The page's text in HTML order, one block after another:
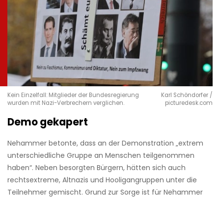
Kein Einzelfall: Mitglieder der Bundesregierung
wurden mit Nazi-Verbrechern verglichen.
Karl Schöndorfer /
picturedesk.com
Demo gekapert
Nehammer betonte, dass an der Demonstration „extrem
unterschiedliche Gruppe an Menschen teilgenommen
haben“. Neben besorgten Bürgern, hätten sich auch
rechtsextreme, Altnazis und Hooligangruppen unter die
Teilnehmer gemischt. Grund zur Sorge ist für Nehammer